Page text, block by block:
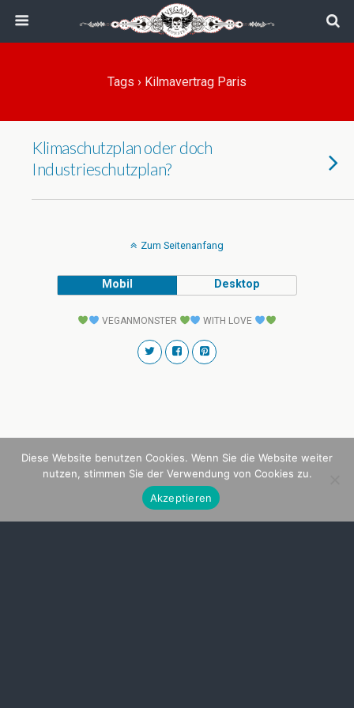
Tags › Kilmavertrag Paris
Klimaschutzplan oder doch
Industrieschutzplan?
Zum Seitenanfang
Mobil Desktop
VEGANMONSTER WITH LOVE
Diese Website benutzen Cookies. Wenn Sie die Website weiter
nutzen, stimmen Sie der Verwendung von Cookies zu.
Akzeptieren